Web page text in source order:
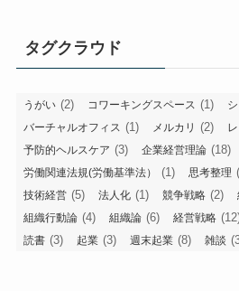
タグクラウド
うがい (2) コワーキングスペース (1)
バーチャルオフィス (1) メルカリ (2)
予防的ヘルスケア (3) 企業経営理論 (18)
労働関連法規(労働基準法） (1) 思考整理
技術経営 (5) 法人化 (1) 競争戦略 (2)
組織行動論 (4) 組織論 (6) 経営戦略
読書 (3) 起業 (3) 週末起業 (8) 雑談